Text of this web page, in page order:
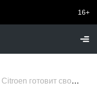
16+
Citroen готовит свой ответ на Renault Twingo: тоже дешевый авто с ретро нотками